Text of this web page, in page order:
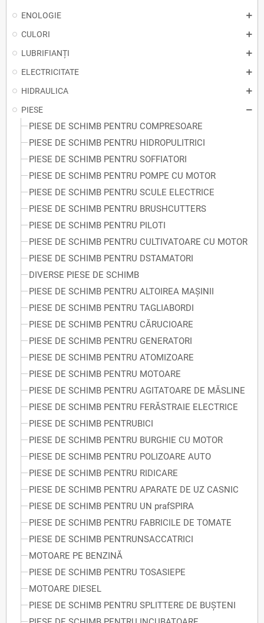
ENOLOGIE
CULORI
LUBRIFIANȚI
ELECTRICITATE
HIDRAULICA
PIESE
PIESE DE SCHIMB PENTRU COMPRESOARE
PIESE DE SCHIMB PENTRU HIDROPULITRICI
PIESE DE SCHIMB PENTRU SOFFIATORI
PIESE DE SCHIMB PENTRU POMPE CU MOTOR
PIESE DE SCHIMB PENTRU SCULE ELECTRICE
PIESE DE SCHIMB PENTRU BRUSHCUTTERS
PIESE DE SCHIMB PENTRU PILOTI
PIESE DE SCHIMB PENTRU CULTIVATOARE CU MOTOR
PIESE DE SCHIMB PENTRU DSTAMATORI
DIVERSE PIESE DE SCHIMB
PIESE DE SCHIMB PENTRU ALTOIREA MAȘINII
PIESE DE SCHIMB PENTRU TAGLIABORDI
PIESE DE SCHIMB PENTRU CĂRUCIOARE
PIESE DE SCHIMB PENTRU GENERATORI
PIESE DE SCHIMB PENTRU ATOMIZOARE
PIESE DE SCHIMB PENTRU MOTOARE
PIESE DE SCHIMB PENTRU AGITATOARE DE MĂSLINE
PIESE DE SCHIMB PENTRU FERĂSTRAIE ELECTRICE
PIESE DE SCHIMB PENTRUBICI
PIESE DE SCHIMB PENTRU BURGHIE CU MOTOR
PIESE DE SCHIMB PENTRU POLIZOARE AUTO
PIESE DE SCHIMB PENTRU RIDICARE
PIESE DE SCHIMB PENTRU APARATE DE UZ CASNIC
PIESE DE SCHIMB PENTRU UN prafSPIRA
PIESE DE SCHIMB PENTRU FABRICILE DE TOMATE
PIESE DE SCHIMB PENTRUNSACCATRICI
MOTOARE PE BENZINĂ
PIESE DE SCHIMB PENTRU TOSASIEPE
MOTOARE DIESEL
PIESE DE SCHIMB PENTRU SPLITTERE DE BUȘTENI